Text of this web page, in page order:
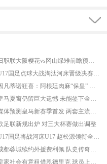
U17国足点球大战淘汰河床晋级决赛 将对阵阿森纳
足联新规出炉 对三大杯赛做出调整
成都蓉城续约外援费利佩 队史传奇射手留战至2028